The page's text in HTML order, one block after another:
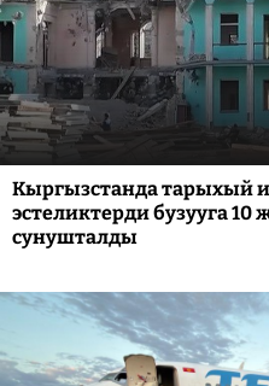
Кыргызстанда тарыхый
эстеликтерди бузууга
сунушталды